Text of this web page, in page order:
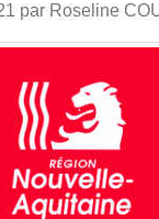
par Roseline